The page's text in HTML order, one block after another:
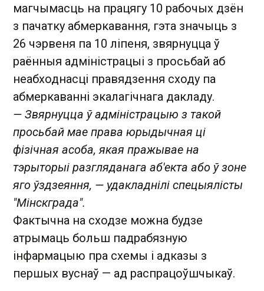
магчымасць на працягу 10 рабочых дзён
з пачатку абмеркавання, гэта значыць з
26 чэрвеня па 10 ліпеня, звярнуцца ў
раённыя адміністрацыі з просьбай аб
неабходнасці правядзення сходу па
абмеркаванні экалагічнага дакладу.
— Звярнуцца ў адміністрацыю з такой
просьбай мае права юрыдычная ці
фізічная асоба, якая пражывае на
тэрыторыі разгляданага аб'екта або ў зоне
яго ўздзеяння, — удакладнілі спецыялісты
"Мінскграда".
Фактычна на сходзе можна будзе
атрымаць больш падрабязную
інфармацыю пра схемы і адказы з
першых вуснаў — ад распрацоўшчыкаў.